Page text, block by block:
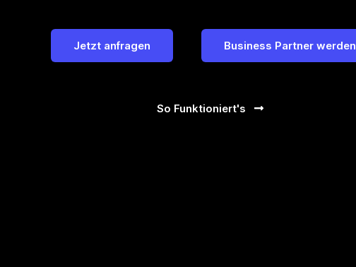
Jetzt anfragen Business Partner werden
So Funktioniert's